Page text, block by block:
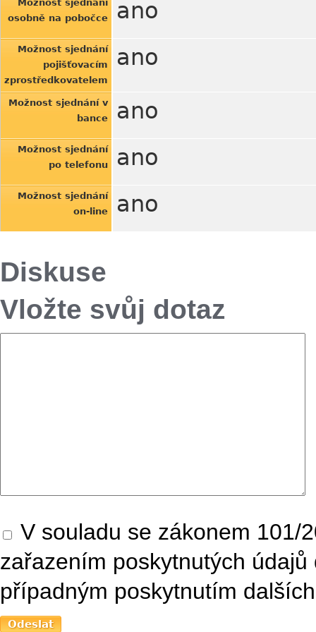
Možnost sjednání
osobně na pobočce
ano
Možnost sjednání
pojišťovacím
zprostředkovatelem
ano
Možnost sjednání v
bance
ano
Možnost sjednání
po telefonu
ano
Možnost sjednání
on-line
ano
Diskuse
Vložte svůj dotaz
V souladu se zákonem 101/
zařazením poskytnutých
případným poskytnutím